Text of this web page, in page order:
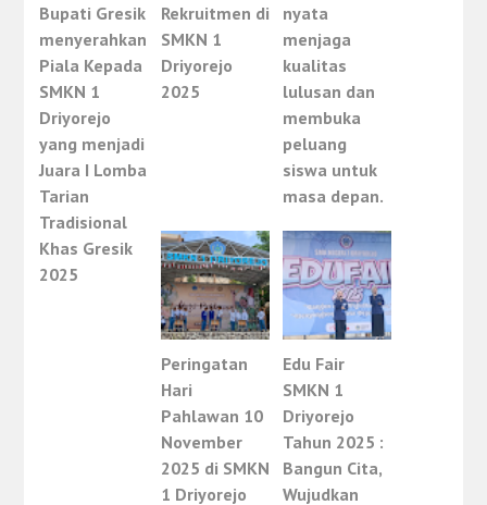
Bupati Gresik
menyerahkan
Piala Kepada
SMKN 1
Driyorejo
yang menjadi
Juara I Lomba
Tarian
Tradisional
Khas Gresik
2025
Rekruitmen di
SMKN 1
Driyorejo
2025
nyata
menjaga
kualitas
lulusan dan
membuka
peluang
siswa untuk
masa depan.
Peringatan
Hari
Pahlawan 10
November
2025 di SMKN
1 Driyorejo
Edu Fair
SMKN 1
Driyorejo
Tahun 2025 :
Bangun Cita,
Wujudkan